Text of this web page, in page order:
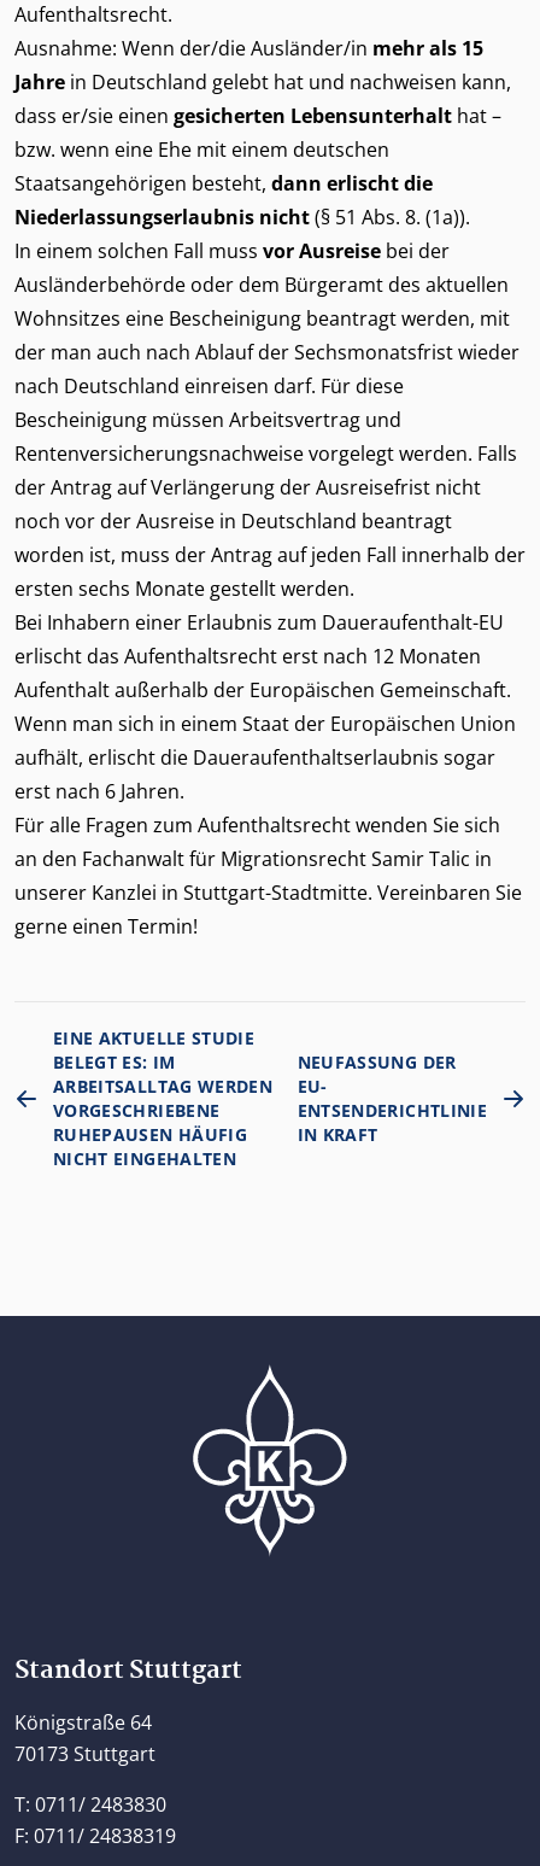
Aufenthaltsrecht.
Ausnahme: Wenn der/die Ausländer/in mehr als 15
Jahre in Deutschland gelebt hat und nachweisen kann,
dass er/sie einen gesicherten Lebensunterhalt hat –
bzw. wenn eine Ehe mit einem deutschen
Staatsangehörigen besteht, dann erlischt die
Niederlassungserlaubnis nicht(§ 51 Abs. 8. (1a)).
In einem solchen Fall muss vor Ausreise bei der
Ausländerbehörde oder dem Bürgeramt des aktuellen
Wohnsitzes eine Bescheinigung beantragt werden, mit
der man auch nach Ablauf der Sechsmonatsfrist wieder
nach Deutschland einreisen darf. Für diese
Bescheinigung müssen Arbeitsvertrag und
Rentenversicherungsnachweise vorgelegt werden. Falls
der Antrag auf Verlängerung der Ausreisefrist nicht
noch vor der Ausreise in Deutschland beantragt
worden ist, muss der Antrag auf jeden Fall innerhalb der
ersten sechs Monate gestellt werden.
Bei Inhabern einer Erlaubnis zum Daueraufenthalt-EU
erlischt das Aufenthaltsrecht erst nach 12 Monaten
Aufenthalt außerhalb der Europäischen Gemeinschaft.
Wenn man sich in einem Staat der Europäischen Union
aufhält, erlischt die Daueraufenthaltserlaubnis sogar
erst nach 6 Jahren.
Für alle Fragen zum Aufenthaltsrecht wenden Sie sich
an den Fachanwalt für MigrationsrechtSamir Talic in
unserer Kanzlei in Stuttgart-Stadtmitte. Vereinbaren Sie
gerne einen Termin!
EINE AKTUELLE STUDIE
BELEGT ES: IM
ARBEITSALLTAG WERDEN
VORGESCHRIEBENE
RUHEPAUSEN HÄUFIG
NICHT EINGEHALTEN
NEUFASSUNG DER
EU-
ENTSENDERICHTLINIE
IN KRAFT
Standort Stuttgart
Königstraße 64
70173 Stuttgart
T: 0711/ 2483830
F: 0711/ 24838319
Home